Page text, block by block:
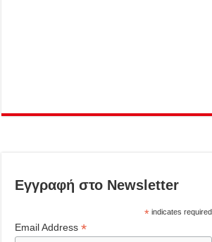
Εγγραφή στο Newsletter
*indicates required
Email Address*